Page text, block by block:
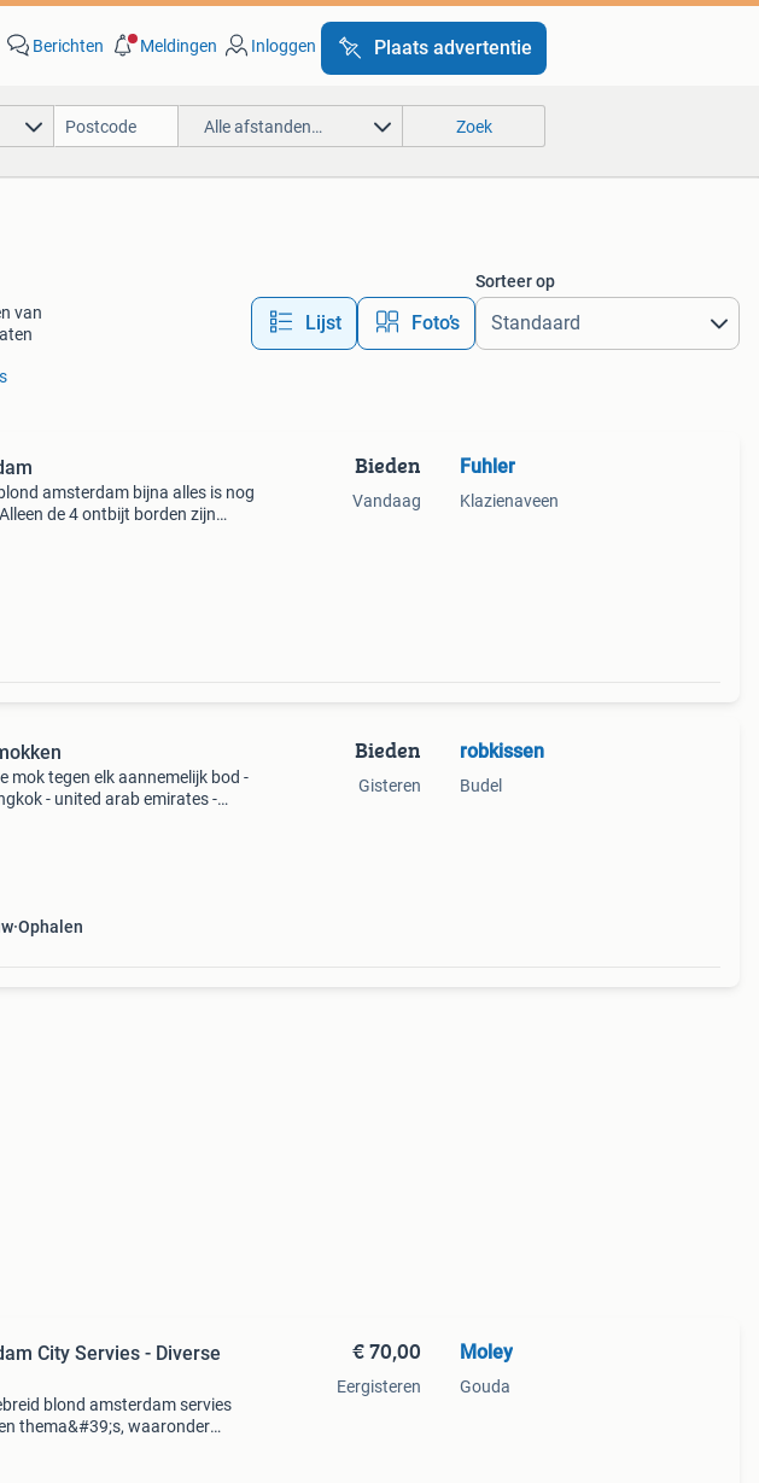
Berichten Meldingen Inloggen Plaats advertentie
Alle afstanden… Zoek
van
Lijst Foto’s
Sorteer op
amsterdam bijna alles is nog
de 4 ontbijt borden zijn
Bieden
Vandaag
Fuhler
Klazienaveen
mok tegen elk aannemelijk bod -
- united arab emirates -
Ophalen
Bieden
Gisteren
robkissen
Budel
City Servies - Diverse
blond amsterdam servies
thema&#39;s, waaronder
€ 70,00
Eergisteren
Moley
Gouda